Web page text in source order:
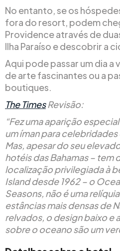
No entanto, se os
fora do resort, podem
Providence através de
Ilha Paraíso e descobrir a
Aqui pode passar um dia a
de arte fascinantes ou a
boutiques.
The TimesRevisão:
“Fez uma aparição
um íman para
Mas, apesar do seu
hotéis das Bahamas – tem
localização privilegiada à
Island desde 1962 – o
Seasons, não é uma
estâncias mais densas de
relvados, o design baixo e
sobre o oceano são um